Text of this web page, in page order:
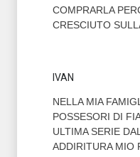
COMPRARLA
CRESCIUTO
IVAN
NELLA MIA
POSSESORI DI
ULTIMA SERIE
ADDIRITURA MIO